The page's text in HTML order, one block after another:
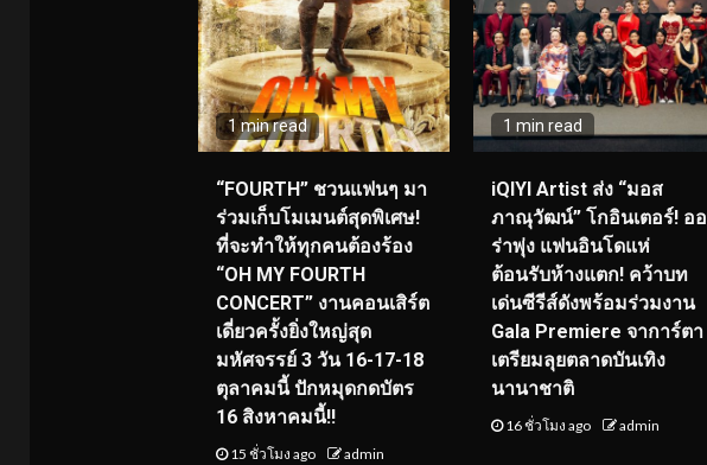
1 min read
“FOURTH” ชวนแฟนๆ มา
ร่วมเก็บโมเมนต์สุดพิเศษ!
ที่จะทำให้ทุกคนต้องร้อง
“OH MY FOURTH
CONCERT” งานคอนเสิร์ต
เดี่ยวครั้งยิ่งใหญ่สุด
มหัศจรรย์ 3 วัน 16-17-18
ตุลาคมนี้ ปักหมุดกดบัตร
16 สิงหาคมนี้!!
15 ชั่วโมง ago admin
1 min read
iQIYI Artist ส่ง “มอส
ภาณุวัฒน์” โกอินเตอร์! ออ
ร่าพุ่ง แฟนอินโดแห่
ต้อนรับห้างแตก! คว้าบท
เด่นซีรีส์ดังพร้อมร่วมงาน
Gala Premiere จาการ์ตา
เตรียมลุยตลาดบันเทิง
นานาชาติ
16 ชั่วโมง ago admin